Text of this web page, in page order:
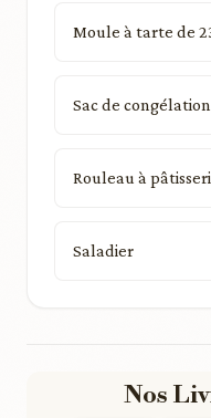
Moule à tarte de
Sac de
Rouleau à
Saladier
Nos